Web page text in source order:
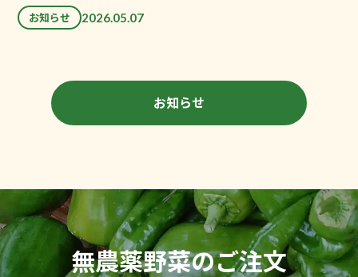
お知らせ 2026.05.07
お知らせ
無農薬野菜のご注文